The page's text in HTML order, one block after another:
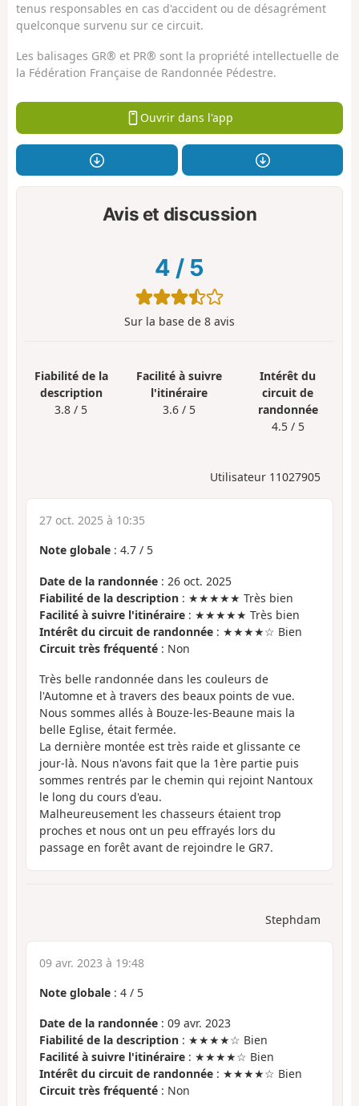
tenus responsables en cas d'accident ou de désagrément
quelconque survenu sur ce circuit.
Les balisages GR® et PR® sont la propriété intellectuelle de
la Fédération Française de Randonnée Pédestre.
Ouvrir dans l'app
Avis et discussion
4 / 5
Sur la base de 8 avis
Fiabilité de la
description
3.8 / 5
Facilité à suivre
l'itinéraire
3.6 / 5
Intérêt du
circuit de
randonnée
4.5 / 5
Utilisateur 11027905
27 oct. 2025 à 10:35
Note globale : 4.7 / 5
Date de la randonnée : 26 oct. 2025
Fiabilité de la description : ★★★★★ Très bien
Facilité à suivre l'itinéraire : ★★★★★ Très bien
Intérêt du circuit de randonnée : ★★★★☆ Bien
Circuit très fréquenté : Non
Très belle randonnée dans les couleurs de
l'Automne et à travers des beaux points de vue.
Nous sommes allés à Bouze-les-Beaune mais la
belle Eglise, était fermée.
La dernière montée est très raide et glissante ce
jour-là. Nous n'avons fait que la 1ère partie puis
sommes rentrés par le chemin qui rejoint Nantoux
le long du cours d'eau.
Malheureusement les chasseurs étaient trop
proches et nous ont un peu effrayés lors du
passage en forêt avant de rejoindre le GR7.
Stephdam
09 avr. 2023 à 19:48
Note globale : 4 / 5
Date de la randonnée : 09 avr. 2023
Fiabilité de la description : ★★★★☆ Bien
Facilité à suivre l'itinéraire : ★★★★☆ Bien
Intérêt du circuit de randonnée : ★★★★☆ Bien
Circuit très fréquenté : Non